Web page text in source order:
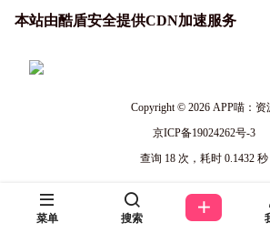
本站由酷盾安全提供CDN加速服务
Copyright © 2026APP喵：资
京ICP备19024262号-3
查询 18 次，耗时 0.1432 秒
菜单 搜索